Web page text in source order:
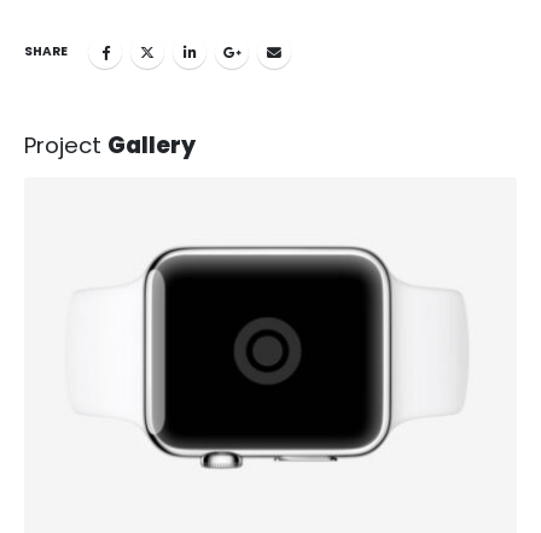
SHARE
Project Gallery